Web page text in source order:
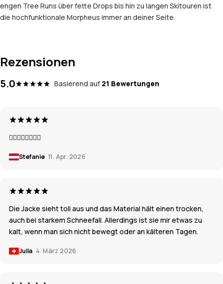
engen Tree Runs über fette Drops bis hin zu langen Skitouren ist
die hochfunktionale Morpheus immer an deiner Seite.
Rezensionen
5.0 Basierend auf 21 Bewertungen
👍🏼👍🏼👍🏼👍🏼
Stefanie 11. Apr. 2026
Die Jacke sieht toll aus und das Material hält einen trocken,
auch bei starkem Schneefall. Allerdings ist sie mir etwas zu
kalt, wenn man sich nicht bewegt oder an kälteren Tagen.
Julia 4. März 2026